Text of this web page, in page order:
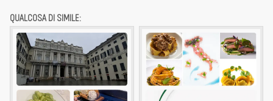
QUALCOSA DI SIMILE: